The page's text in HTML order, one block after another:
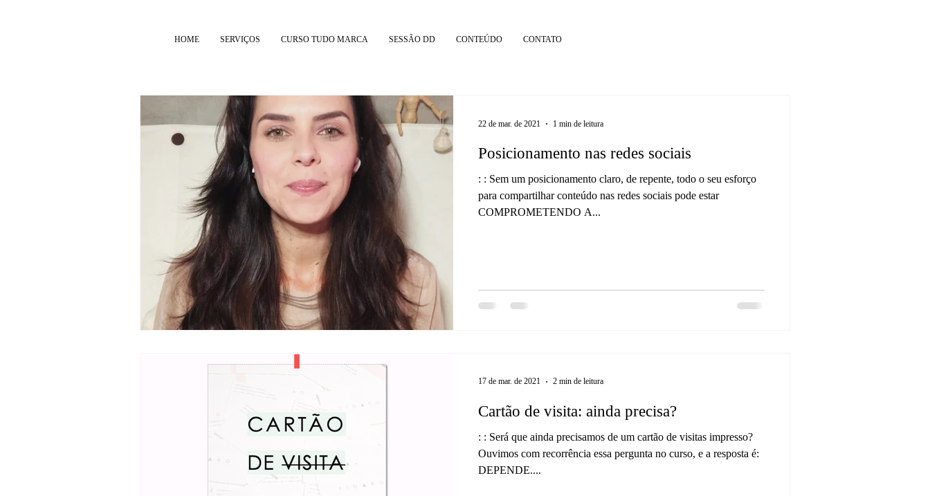
HOME SERVIÇOS CURSO TUDO MARCA SESSÃO DD CONTEÚDO CONTATO
Posicionamento nas redes sociais
: : Sem um posicionamento claro, de repente, todo o seu esforço
para compartilhar conteúdo nas redes sociais pode estar
COMPROMETENDO A...
22 de mar. de 2021 1 min de leitura
Cartão de visita: ainda precisa?
: : Será que ainda precisamos de um cartão de visitas impresso?
Ouvimos com recorrência essa pergunta no curso, e a resposta é:
DEPENDE....
17 de mar. de 2021 2 min de leitura